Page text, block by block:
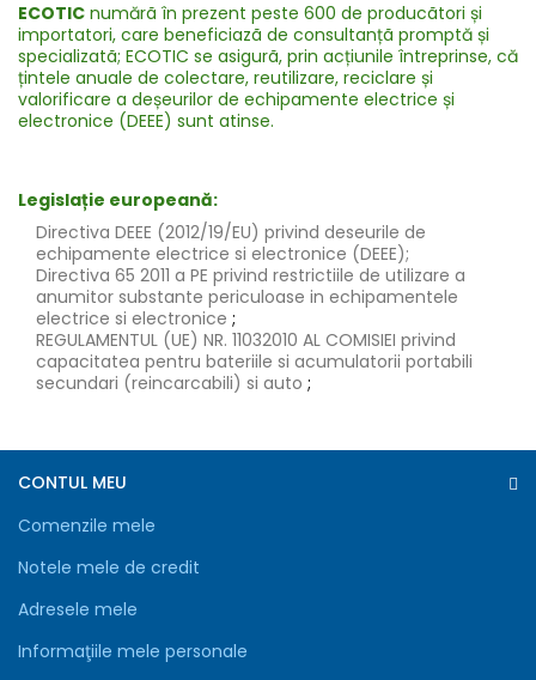
ECOTIC numărã în prezent peste 600 de producãtori și
importatori, care beneficiazã de consultanțã promptă și
specializatã; ECOTIC se asigurã, prin acțiunile întreprinse, că
țintele anuale de colectare, reutilizare, reciclare și
valorificare a deșeurilor de echipamente electrice și
electronice (DEEE) sunt atinse.
Legislație europeană:
Directiva DEEE (2012/19/EU) privind deseurile de
echipamente electrice si electronice (DEEE);
Directiva 65 2011 a PE privind restrictiile de utilizare a
anumitor substante periculoase in echipamentele
electrice si electronice ;
REGULAMENTUL (UE) NR. 11032010 AL COMISIEI privind
capacitatea pentru bateriile si acumulatorii portabili
secundari (reincarcabili) si auto ;
CONTUL MEU
Comenzile mele
Notele mele de credit
Adresele mele
Informaţiile mele personale